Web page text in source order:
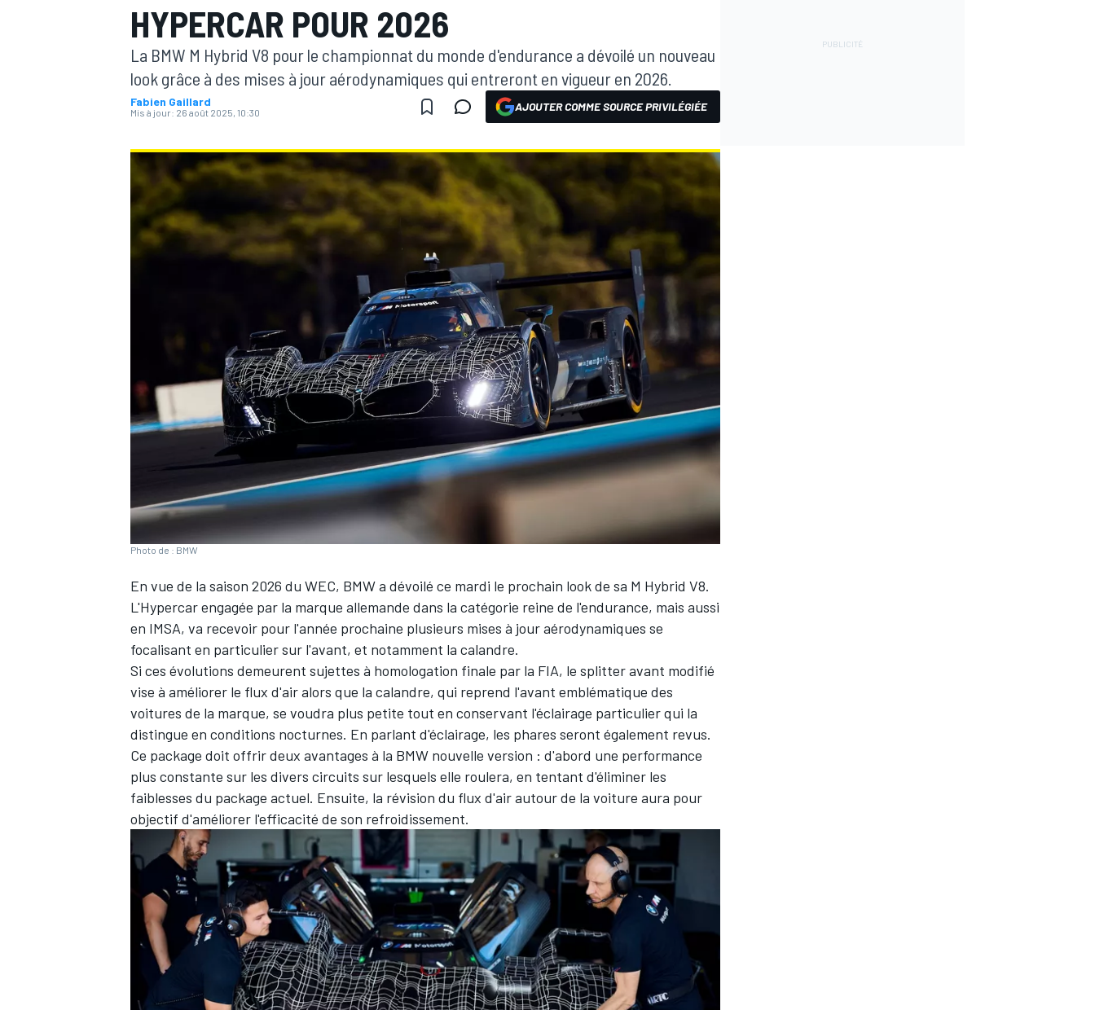
WRC
WEC
HYPERCAR POUR 2026
La BMW M Hybrid V8 pour le championnat du monde d'endurance a dévoilé un nouveau
look grâce à des mises à jour aérodynamiques qui entreront en vigueur en 2026.
Fabien Gaillard
Mis à jour: 26 août 2025, 10:30 AJOUTER COMME SOURCE PRIVILÉGIÉE
Photo de : BMW
En vue de la saison 2026 du WEC, BMW a dévoilé ce mardi le prochain look de sa M Hybrid V8.
L'Hypercar engagée par la marque allemande dans la catégorie reine de l'endurance, mais aussi
en IMSA, va recevoir pour l'année prochaine plusieurs mises à jour aérodynamiques se
focalisant en particulier sur l'avant, et notamment la calandre.
Si ces évolutions demeurent sujettes à homologation finale par la FIA, le splitter avant modifié
vise à améliorer le flux d'air alors que la calandre, qui reprend l'avant emblématique des
voitures de la marque, se voudra plus petite tout en conservant l'éclairage particulier qui la
distingue en conditions nocturnes. En parlant d'éclairage, les phares seront également revus.
Ce package doit offrir deux avantages à la BMW nouvelle version : d'abord une performance
plus constante sur les divers circuits sur lesquels elle roulera, en tentant d'éliminer les
faiblesses du package actuel. Ensuite, la révision du flux d'air autour de la voiture aura pour
objectif d'améliorer l'efficacité de son refroidissement.